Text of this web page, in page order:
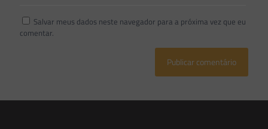
Salvar meus dados neste navegador para a próxima vez que eu
comentar.